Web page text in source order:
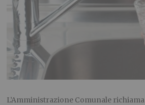
L’Amministrazione Comunale